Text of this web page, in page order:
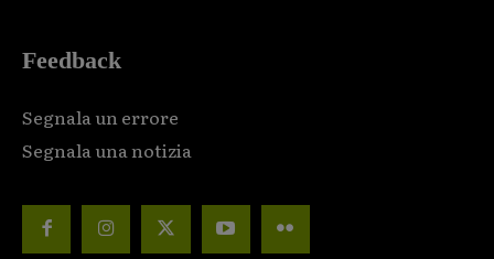
Feedback
Segnala un errore
Segnala una notizia